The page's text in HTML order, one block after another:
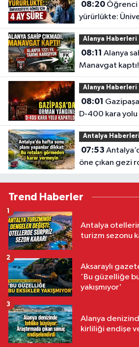
08:20Öğrenci affı resmen
yürürlükte:
ay süre
Alanya Haberleri
08:11
Manavgat kaptı!
tarihe karışıyor
Alanya Haberleri
08:01
D-400 kara yolu
Antalya Haberleri
07:53
öne çıkan gezi
Trend Haberler
Antalya
turizm sezonu
1
Aksaraylı
'Bu güzelliğe
yakışmıyor'
2
Alanya
kirliliği endişe
3